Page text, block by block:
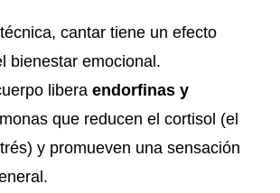
cantar tiene un efecto
bienestar emocional.
liberaendorfinas y
que reducen el cortisol (el
y promueven una sensación